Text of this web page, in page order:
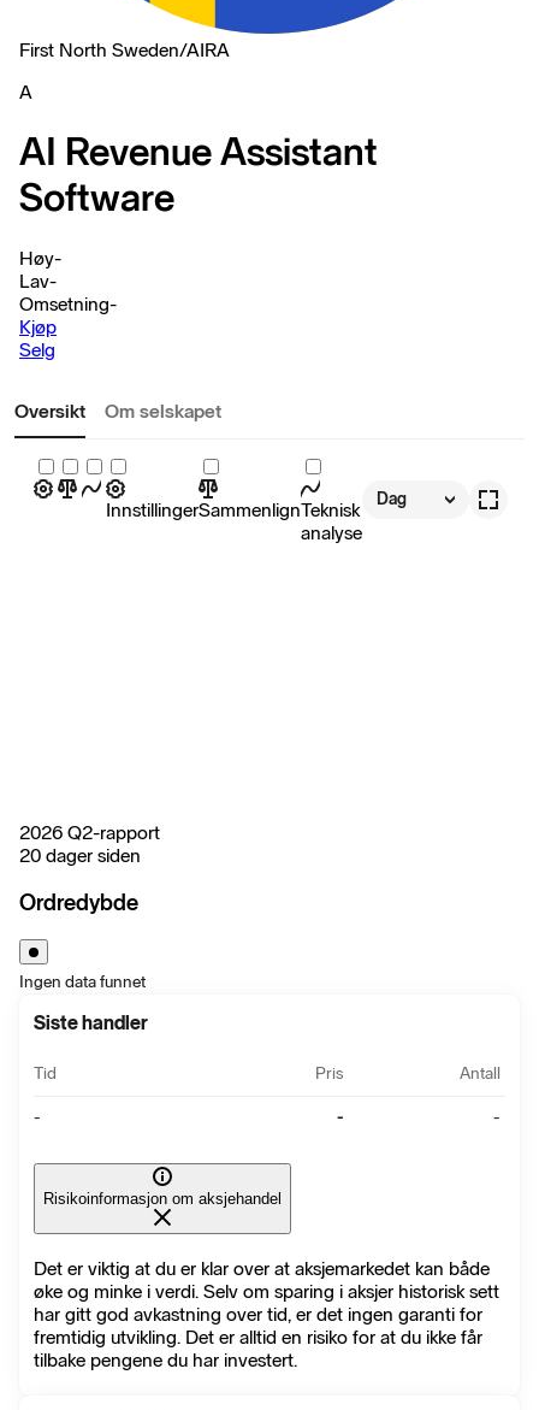
First North Sweden/AIRA
A
AI Revenue Assistant
Software
Høy-
Lav-
Omsetning-
Kjøp
Selg
Oversikt Om selskapet
InnstillingerSammenlignTeknisk
analyse
Dag
2026 Q2-rapport
20 dager siden
Ordredybde
Ingen data funnet
Siste handler
Tid Pris Antall
- - -
Risikoinformasjon om aksjehandel
Det er viktig at du er klar over at aksjemarkedet kan både
øke og minke i verdi. Selv om sparing i aksjer historisk sett
har gitt god avkastning over tid, er det ingen garanti for
fremtidig utvikling. Det er alltid en risiko for at du ikke får
tilbake pengene du har investert.